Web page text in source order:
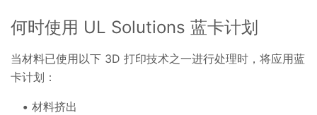
何时使用 UL Solutions 蓝卡计划
当材料已使用以下 3D 打印技术之一进行处理时，将应用蓝
卡计划：
材料挤出